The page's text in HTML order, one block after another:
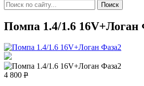
Помпа 1.4/1.6 16V+Логан
4 800 Р